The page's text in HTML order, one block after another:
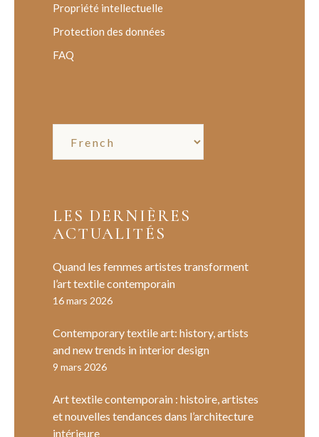
Propriété intellectuelle
Protection des données
FAQ
LES DERNIÈRES
ACTUALITÉS
Quand les femmes artistes transforment
l’art textile contemporain
16 mars 2026
Contemporary textile art: history, artists
and new trends in interior design
9 mars 2026
Art textile contemporain : histoire, artistes
et nouvelles tendances dans l’architecture
intérieure